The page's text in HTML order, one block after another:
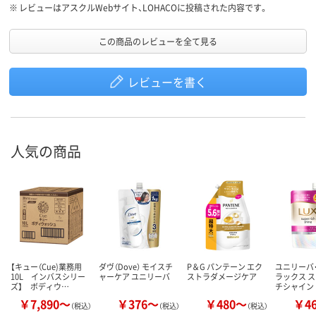
※ レビューはアスクルWebサイト、LOHACOに投稿された内容です。
この商品のレビューを全て見る
レビューを書く
人気の商品
【キュー（Cue)業務用
10L インバスシリー
ズ】 ボディウ…
￥7,890～（税込）
ダヴ（Dove） モイスチ
ャーケア ユニリーバ
￥376～（税込）
P＆G パンテーン エク
ストラダメージケア
￥480～（税込）
ユニリーバ
ラックス
チシャイ
￥